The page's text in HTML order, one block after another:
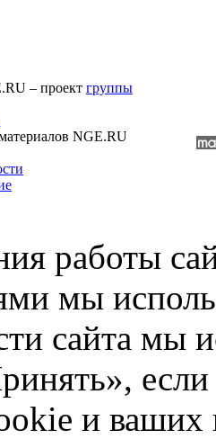
– проект группы
NGE.RU
работы
мы
сайта мы
если
и